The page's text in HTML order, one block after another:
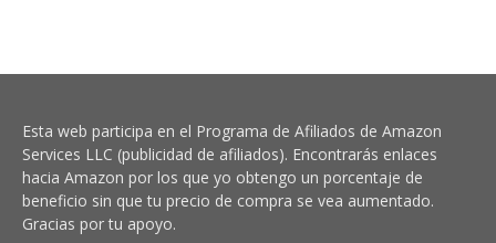
Esta web participa en el Programa de Afiliados de Amazon
Services LLC (publicidad de afiliados). Encontrarás enlaces
hacia Amazon por los que yo obtengo un porcentaje de
beneficio sin que tu precio de compra se vea aumentado.
Gracias por tu apoyo.